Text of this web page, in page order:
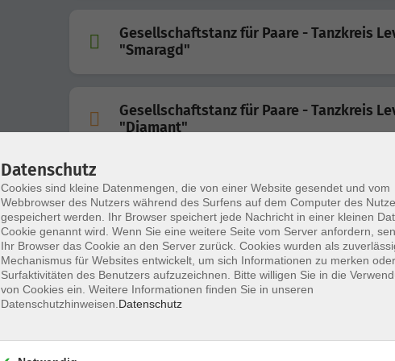
Gesellschaftstanz für Paare - Tanzkreis
"Smaragd"
Gesellschaftstanz für Paare - Tanzkreis
"Diamant"
Gesellschaftstanz für Paare - Grundkurs für
Anfängerinnen und Anfänger
Gesellschaftstanz für Paare - Tanzkreis
"Rubin"
Gesellschaftstanz für Paare - Tanzkreis
Datenschutz
Cookies sind kleine Datenmengen, die von einer Website gesendet und vom
Webbrowser des Nutzers während des Surfens auf dem Computer des
gespeichert werden. Ihr Browser speichert jede Nachricht in einer kleinen
Cookie genannt wird. Wenn Sie eine weitere Seite vom Server anfordern,
Ihr Browser das Cookie an den Server zurück. Cookies wurden als
Mechanismus für Websites entwickelt, um sich Informationen zu merken
Surfaktivitäten des Benutzers aufzuzeichnen. Bitte willigen Sie in die
von Cookies ein. Weitere Informationen finden Sie in unseren
Datenschutzhinweisen. Datenschutz